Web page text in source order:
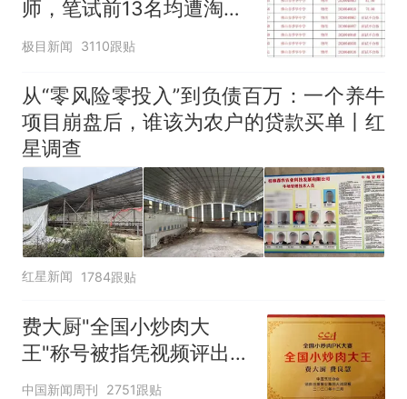
官方通报
那个在床头放菜刀的女孩，
人生
师，笔试前13名均遭淘
汰？教育局：已叫停招
极目新闻 3110跟贴
从“零风险零投入”到负债百万：一个养牛
项目崩盘后，谁该为农户的贷款买单丨红
星调查
红星新闻 1784跟贴
费大厨"全国小炒肉大
王"称号被指凭视频评出
官方回应
中国新闻周刊 2751跟贴